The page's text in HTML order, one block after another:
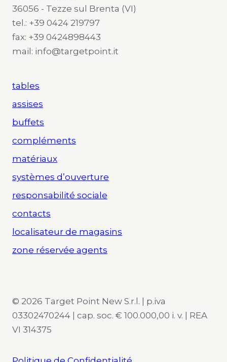
36056 - Tezze sul Brenta (VI)
tel.: +39 0424 219797
fax: +39 0424898443
mail: info@targetpoint.it
tables
assises
buffets
compléments
matériaux
systèmes d’ouverture
responsabilité sociale
contacts
localisateur de magasins
zone réservée agents
© 2026 Target Point New S.r.l. | p.iva
03302470244 | cap. soc. € 100.000,00 i. v. | REA
VI 314375